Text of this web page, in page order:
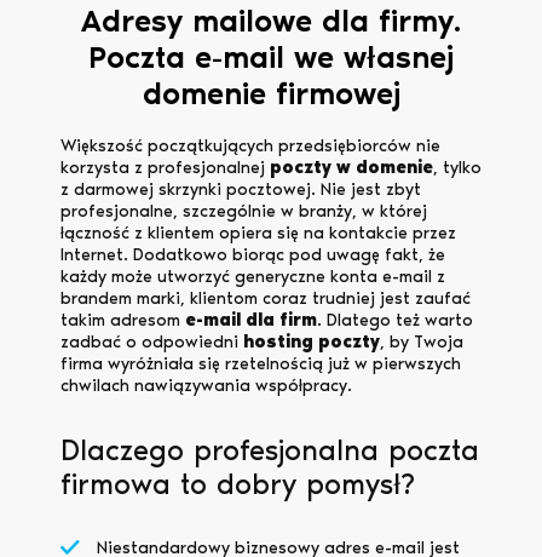
Adresy mailowe dla firmy.
Poczta e-mail we własnej
domenie firmowej
Większość początkujących przedsiębiorców nie
korzysta z profesjonalnej poczty w domenie, tylko
z darmowej skrzynki pocztowej. Nie jest zbyt
profesjonalne, szczególnie w branży, w której
łączność z klientem opiera się na kontakcie przez
Internet. Dodatkowo biorąc pod uwagę fakt, że
każdy może utworzyć generyczne konta e-mail z
brandem marki, klientom coraz trudniej jest zaufać
takim adresom e-mail dla firm. Dlatego też warto
zadbać o odpowiedni hosting poczty, by Twoja
firma wyróżniała się rzetelnością już w pierwszych
chwilach nawiązywania współpracy.
Dlaczego profesjonalna poczta
firmowa to dobry pomysł?
Niestandardowy biznesowy adres e-mail jest